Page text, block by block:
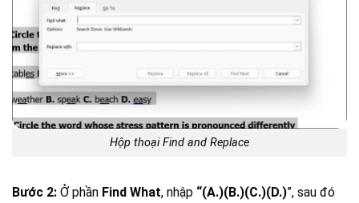
Hộp thoại Find and Replace
Bước 2: Ở phần Find What, nhập “(A.)(B.)(C.)(D.)”, sau đó